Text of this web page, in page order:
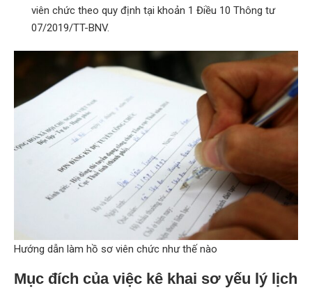
viên chức theo quy định tại khoản 1 Điều 10 Thông tư
07/2019/TT-BNV.
Hướng dẫn làm hồ sơ viên chức như thế nào
Mục đích của việc kê khai sơ yếu lý lịch